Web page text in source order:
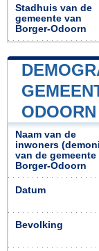
Stadhuis van de
gemeente van
Borger-Odoorn
ODOORN
Naam van de
inwoners
van de gemeente
Borger-Odoorn
Datum
Bevolking